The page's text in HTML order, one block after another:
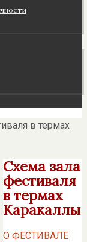
в термах
Схема зала
фестиваля
в термах
Каракаллы
О ФЕСТИВАЛЕ